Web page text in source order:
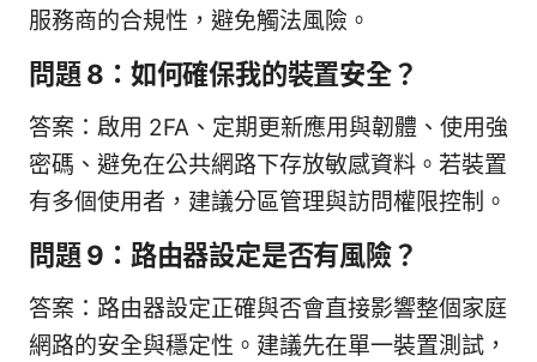
服務商的合規性，避免觸法風險。
問題 8：如何確保我的裝置安全？
答案：啟用 2FA、定期更新應用與韌體、使用強
密碼、避免在公共網路下存放敏感資料。若裝置
有多個使用者，建議分區管理與訪問權限控制。
問題 9：路由器設定是否有風險？
答案：路由器設定正確與否會直接影響整個家庭
網路的安全與穩定性。建議先在單一裝置測試，